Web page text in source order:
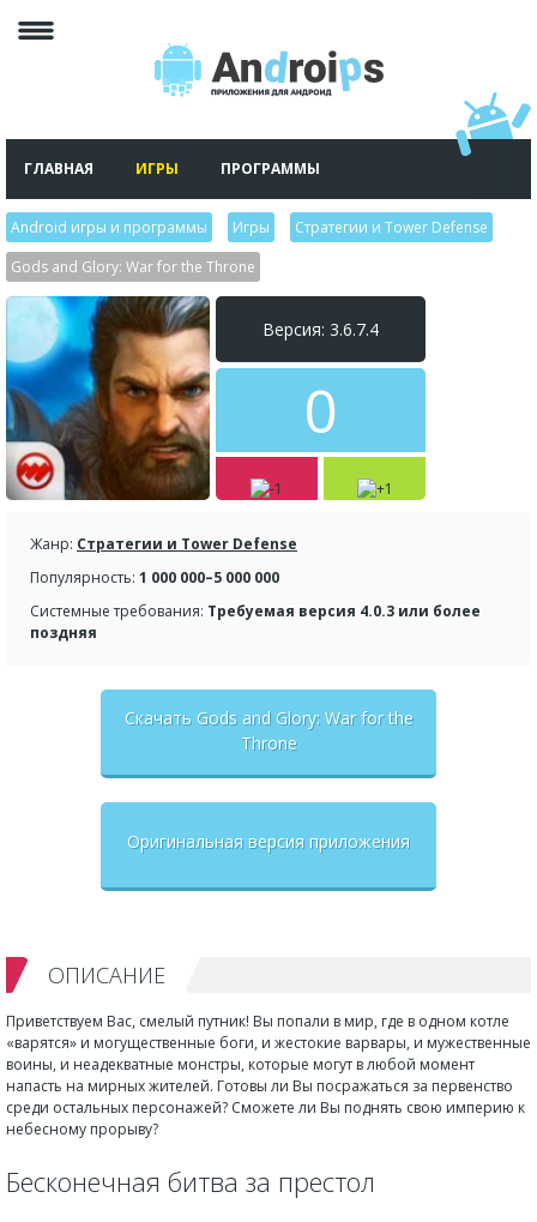
ГЛАВНАЯ ИГРЫ ПРОГРАММЫ
Android игры и программы Игры Стратегии и Tower Defense
Gods and Glory: War for the Throne
Версия: 3.6.7.4
0
Жанр: Стратегии и Tower Defense
Популярность: 1 000 000–5 000 000
Системные требования: Требуемая версия 4.0.3 или более
поздняя
Скачать Gods and Glory: War for the
Throne
Оригинальная версия приложения
ОПИСАНИЕ
Приветствуем Вас, смелый путник! Вы попали в мир, где в одном котле
«варятся» и могущественные боги, и жестокие варвары, и мужественные
воины, и неадекватные монстры, которые могут в любой момент
напасть на мирных жителей. Готовы ли Вы посражаться за первенство
среди остальных персонажей? Сможете ли Вы поднять свою империю к
небесному прорыву?
Бесконечная битва за престол